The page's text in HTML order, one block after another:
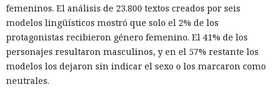
femeninos. El análisis de 23.800 textos creados por seis
modelos lingüísticos mostró que solo el 2% de los
protagonistas recibieron género femenino. El 41% de los
personajes resultaron masculinos, y en el 57% restante los
modelos los dejaron sin indicar el sexo o los marcaron como
neutrales.